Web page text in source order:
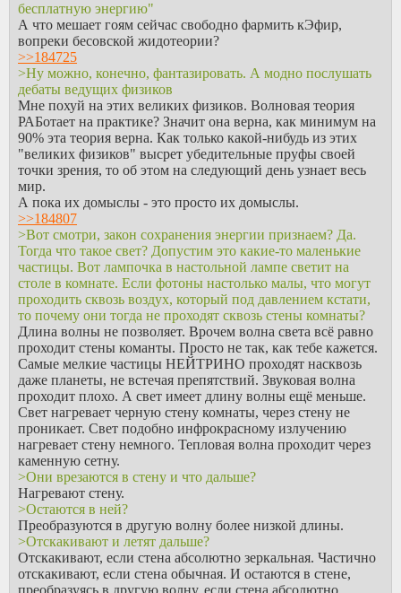
бесплатную энергию"
А что мешает гоям сейчас свободно фармить кЭфир,
вопреки бесовской жидотеории?
>>184725
>Ну можно, конечно, фантазировать. А модно послушать
дебаты ведущих физиков
Мне похуй на этих великих физиков. Волновая теория
РАБотает на практике? Значит она верна, как минимум на
90% эта теория верна. Как только какой-нибудь из этих
"великих физиков" высрет убедительные пруфы своей
точки зрения, то об этом на следующий день узнает весь
мир.
А пока их домыслы - это просто их домыслы.
>>184807
>Вот смотри, закон сохранения энергии признаем? Да.
Тогда что такое свет? Допустим это какие-то маленькие
частицы. Вот лампочка в настольной лампе светит на
столе в комнате. Если фотоны настолько малы, что могут
проходить сквозь воздух, который под давлением кстати,
то почему они тогда не проходят сквозь стены комнаты?
Длина волны не позволяет. Врочем волна света всё равно
проходит стены команты. Просто не так, как тебе кажется.
Самые мелкие частицы НЕЙТРИНО проходят насквозь
даже планеты, не встечая препятствий. Звуковая волна
проходит плохо. А свет имеет длину волны ещё меньше.
Свет нагревает черную стену комнаты, через стену не
проникает. Свет подобно инфрокрасному излучению
нагревает стену немного. Тепловая волна проходит через
каменную сетну.
>Они врезаются в стену и что дальше?
Нагревают стену.
>Остаются в ней?
Преобразуются в другую волну более низкой длины.
>Отскакивают и летят дальше?
Отскакивают, если стена абсолютно зеркальная. Частично
отскакивают, если стена обычная. И остаются в стене,
преобразуясь в другую волну, если стена абсолютно